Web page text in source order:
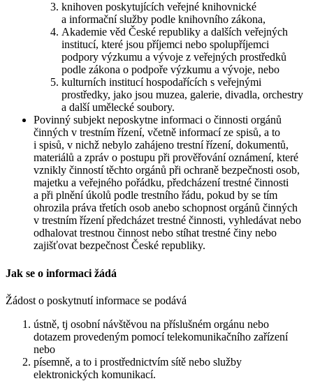
knihoven poskytujících veřejné knihovnické
a informační služby podle knihovního zákona,
Akademie věd České republiky a dalších veřejných
institucí, které jsou příjemci nebo spolupříjemci
podpory výzkumu a vývoje z veřejných prostředků
podle zákona o podpoře výzkumu a vývoje, nebo
kulturních institucí hospodařících s veřejnými
prostředky, jako jsou muzea, galerie, divadla, orchestry
a další umělecké soubory.
Povinný subjekt neposkytne informaci o činnosti orgánů
činných v trestním řízení, včetně informací ze spisů, a to
i spisů, v nichž nebylo zahájeno trestní řízení, dokumentů,
materiálů a zpráv o postupu při prověřování oznámení, které
vznikly činností těchto orgánů při ochraně bezpečnosti osob,
majetku a veřejného pořádku, předcházení trestné činnosti
a při plnění úkolů podle trestního řádu, pokud by se tím
ohrozila práva třetích osob anebo schopnost orgánů činných
v trestním řízení předcházet trestné činnosti, vyhledávat nebo
odhalovat trestnou činnost nebo stíhat trestné činy nebo
zajišťovat bezpečnost České republiky.
Jak se o informaci žádá
Žádost o poskytnutí informace se podává
ústně, tj osobní návštěvou na příslušném orgánu nebo
dotazem provedeným pomocí telekomunikačního zařízení
nebo
písemně, a to i prostřednictvím sítě nebo služby
elektronických komunikací.